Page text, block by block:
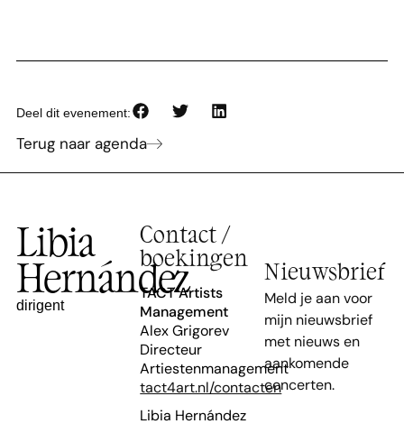
Deel dit evenement:
Terug naar agenda
Libia
Hernández
dirigent
Contact /
boekingen
TACT Artists
Management
Alex Grigorev
Directeur
Artiestenmanagement
tact4art.nl/contacten
Libia Hernández
Nieuwsbrief
Meld je aan voor
mijn nieuwsbrief
met nieuws en
aankomende
concerten.